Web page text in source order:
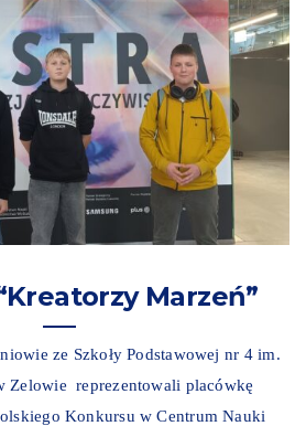
Marzeń”
ze Szkoły Podstawowej nr 4 im.
Zelowie reprezentowali placówkę
Konkursu w Centrum Nauki